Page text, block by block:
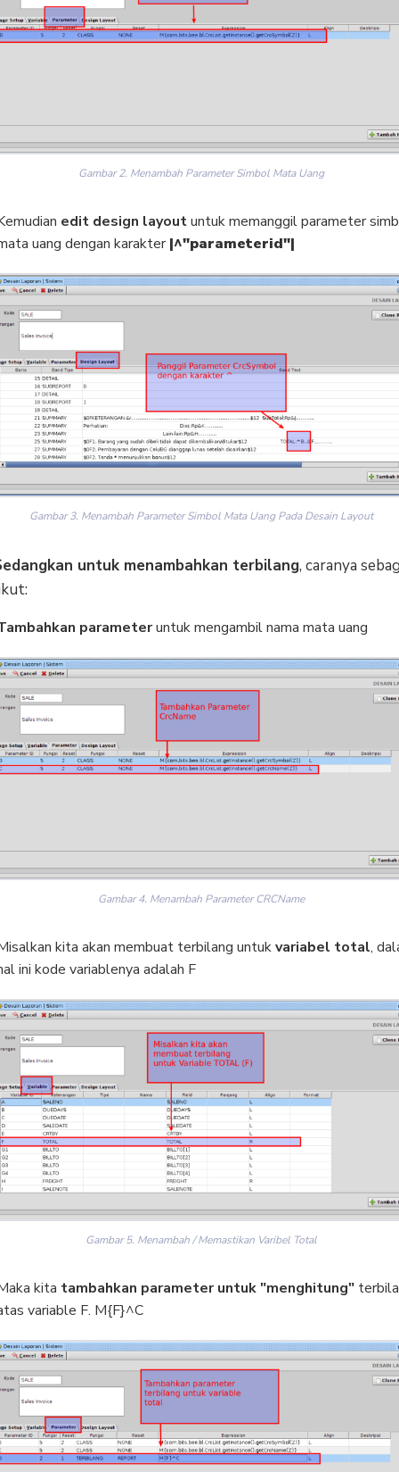
Gambar 2. Menambah Parameter Simbol Mata Uang
edit design layoutuntuk memanggil parameter
uang dengan karakter|^"parameterid"|
Gambar 3. Menambah Parameter Simbol Mata Uang Pada Desain Layout
untuk menambahkan terbilang, caranya
parameteruntuk mengambil nama mata uang
Gambar 4. Menambah Parameter CRCName
kita akan membuat terbilang untukvariabel total,
ini kode variablenya adalah F
Gambar 5. Menambah / Memastikan Varibel Total
kita tambahkan parameter untuk "menghitung"
variable F. M{F}^C